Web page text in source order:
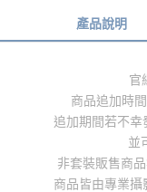
產品說明
官
商品追加時
追加期間若不幸
並
非套裝販售商
商品皆由專業攝